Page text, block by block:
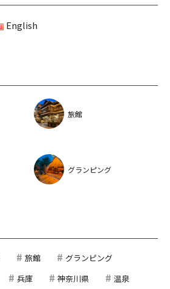
English
旅館
グランピング
旅館
グランピング
兵庫 神奈川県
温泉